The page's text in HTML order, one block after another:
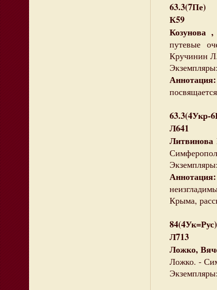
63.3(7Пе)
К59
Козунова
путевые
Кручинин
Аннотация:
63.3(4Укр-
Л641
Аннотация:
Крыма,
Л713
Ложко,
Ложко. -